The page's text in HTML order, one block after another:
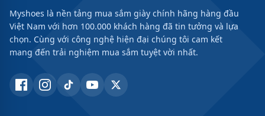
Myshoes là nền tảng mua sắm giày chính hãng hàng đầu
Việt Nam với hơn 100.000 khách hàng đã tin tưởng và lựa
chọn. Cùng với công nghệ hiện đại chúng tôi cam kết
mang đến trải nghiệm mua sắm tuyệt vời nhất.